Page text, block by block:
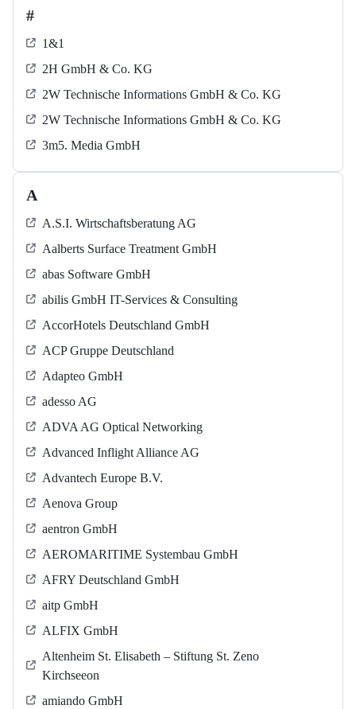
#
1&1
2H GmbH & Co. KG
2W Technische Informations GmbH & Co. KG
2W Technische Informations GmbH & Co. KG
3m5. Media GmbH
A
A.S.I. Wirtschaftsberatung AG
Aalberts Surface Treatment GmbH
abas Software GmbH
abilis GmbH IT-Services & Consulting
AccorHotels Deutschland GmbH
ACP Gruppe Deutschland
Adapteo GmbH
adesso AG
ADVA AG Optical Networking
Advanced Inflight Alliance AG
Advantech Europe B.V.
Aenova Group
aentron GmbH
AEROMARITIME Systembau GmbH
AFRY Deutschland GmbH
aitp GmbH
ALFIX GmbH
Altenheim St. Elisabeth – Stiftung St. Zeno
Kirchseeon
amiando GmbH